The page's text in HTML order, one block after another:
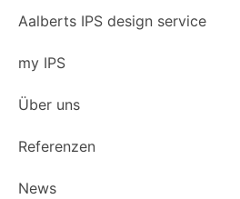
Aalberts IPS design service
my IPS
Über uns
Referenzen
News